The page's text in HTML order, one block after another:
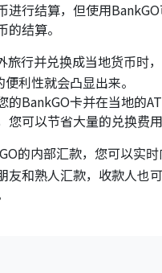
进行结算，但使用
的结算。
旅行并兑换成当地货币时，
利性就会凸显出来。
的BankGO卡并在当地的
您可以节省大量的兑换费用
的内部汇款，您可以实
友和熟人汇款，收款人也